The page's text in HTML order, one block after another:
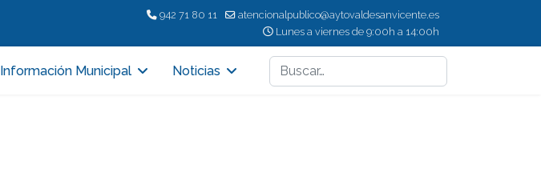
942 71 80 11
atencionalpublico@aytovaldesanvicente.es
Lunes a viernes de 9:00h a 14:00h
Información Municipal Noticias
Buscar